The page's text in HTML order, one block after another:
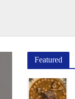
Featured